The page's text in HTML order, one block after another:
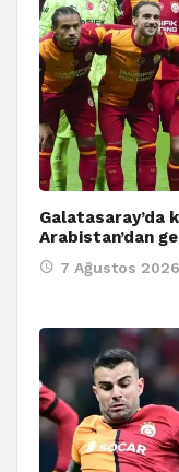
Galatasaray’da
Arabistan’dan
7 Ağustos 2026